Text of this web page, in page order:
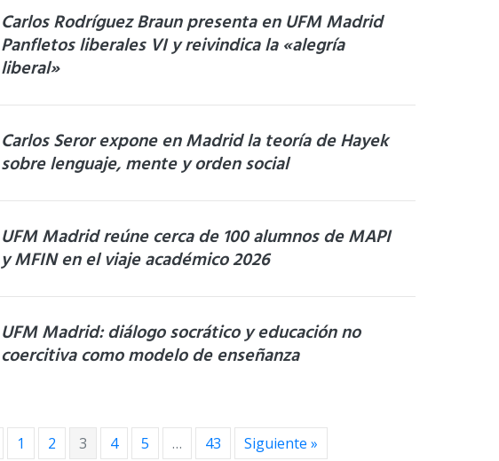
Carlos Rodríguez Braun presenta en UFM Madrid
Panfletos liberales VI y reivindica la «alegría
liberal»
Carlos Seror expone en Madrid la teoría de Hayek
sobre lenguaje, mente y orden social
UFM Madrid reúne cerca de 100 alumnos de MAPI
y MFIN en el viaje académico 2026
UFM Madrid: diálogo socrático y educación no
coercitiva como modelo de enseñanza
1 2 3 4 5 … 43 Siguiente »